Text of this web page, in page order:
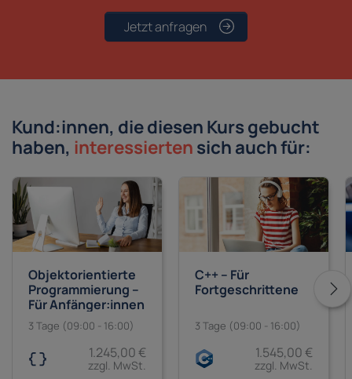
Jetzt anfragen
Kund:innen, die diesen Kurs gebucht
haben, interessiertensich auch für:
Objektorientierte
Programmierung –
Für Anfänger:innen
3 Tage (09:00 - 16:00)
1.245,00 €
zzgl. MwSt.
C++ – Für
Fortgeschrittene
3 Tage (09:00 - 16:00)
1.545,00 €
zzgl. MwSt.